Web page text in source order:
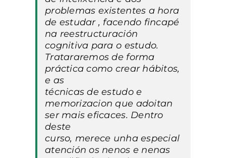
problemas existentes a hora
de estudar , facendo fincapé
na reestructuración
cognitiva para o estudo.
Tratararemos de forma
práctica como crear hábitos,
e as
técnicas de estudo e
memorizacion que adoitan
ser mais eficaces. Dentro
deste
curso, merece unha especial
atención os nenos e nenas